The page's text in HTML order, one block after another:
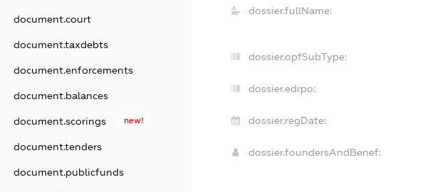
document.court
document.taxdebts
document.enforcements
document.balances
document.scorings new!
document.tenders
document.publicfunds
dossier.fullName:
dossier.opfSubType:
dossier.edrpo:
dossier.regDate:
dossier.foundersAndBenef: